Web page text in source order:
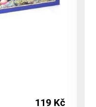
119 Kč